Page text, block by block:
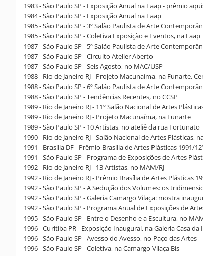
1983 - São Paulo SP - Exposição Anual na Faap - prêmio
1984 - São Paulo SP - Exposição Anual na Faap
1985 - São Paulo SP - 3º Salão Paulista de Arte
1985 - São Paulo SP - Coletiva Exposição e Eventos, na Faap
1987 - São Paulo SP - 5º Salão Paulista de Arte
1987 - São Paulo SP - Circuito Atelier Aberto
1987 - São Paulo SP - Seis Agosto, no MAC/USP
1988 - Rio de Janeiro RJ - Projeto Macunaíma, na Funarte.
1988 - São Paulo SP - 6º Salão Paulista de Arte
1988 - São Paulo SP - Tendências Recentes, no CCSP
1989 - Rio de Janeiro RJ - 11º Salão Nacional de Artes
1989 - Rio de Janeiro RJ - Projeto Macunaíma, na Funarte
1989 - São Paulo SP - 10 Artistas, no ateliê da rua Fortunato
1990 - Rio de Janeiro RJ - Salão Nacional de Artes Plásticas,
1991 - Brasília DF - Prêmio Brasília de Artes Plásticas 1991/
1991 - São Paulo SP - Programa de Exposições de Artes
1992 - Rio de Janeiro RJ - 13 Artistas, no MAM/RJ
1992 - Rio de Janeiro RJ - Prêmio Brasília de Artes Plásticas
1992 - São Paulo SP - A Sedução dos Volumes: os
1992 - São Paulo SP - Galeria Camargo Vilaça: mostra
1992 - São Paulo SP - Programa Anual de Exposições de
1995 - São Paulo SP - Entre o Desenho e a Escultura, no
1996 - Curitiba PR - Exposição Inaugural, na Galeria Casa da
1996 - São Paulo SP - Avesso do Avesso, no Paço das Artes
1996 - São Paulo SP - Coletiva, na Camargo Vilaça Bis